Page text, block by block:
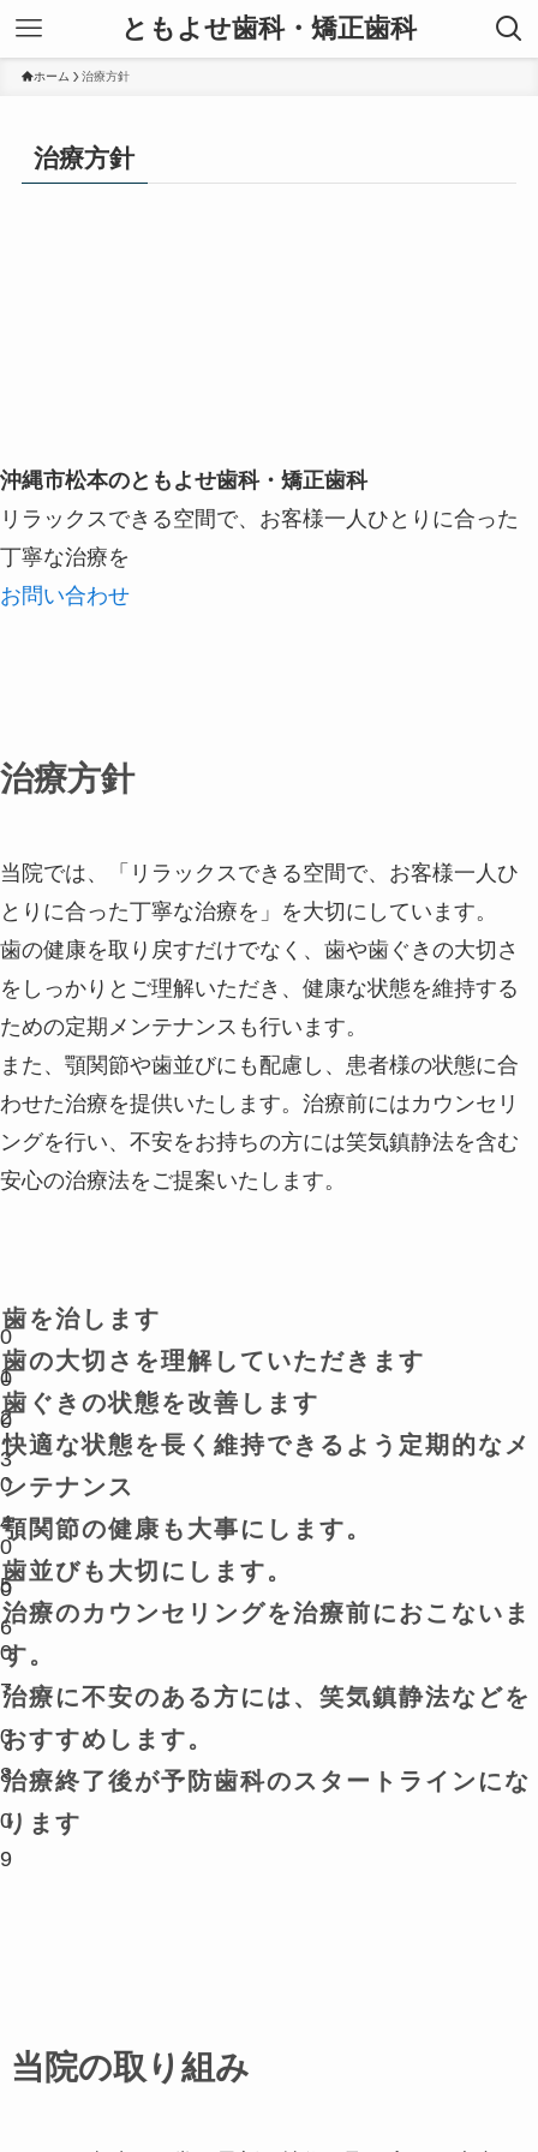
ともよせ歯科・矯正歯科
ホーム 治療方針
治療方針
沖縄市松本のともよせ歯科・矯正歯科
リラックスできる空間で、お客様一人ひとりに合った
丁寧な治療を
お問い合わせ
治療方針
当院では、「リラックスできる空間で、お客様一人ひ
とりに合った丁寧な治療を」を大切にしています。
歯の健康を取り戻すだけでなく、歯や歯ぐきの大切さ
をしっかりとご理解いただき、健康な状態を維持する
ための定期メンテナンスも行います。
また、顎関節や歯並びにも配慮し、患者様の状態に合
わせた治療を提供いたします。治療前にはカウンセリ
ングを行い、不安をお持ちの方には笑気鎮静法を含む
安心の治療法をご提案いたします。
0
1
歯を治します
0
2
歯の大切さを理解していただきます
0
3
歯ぐきの状態を改善します
0
4
快適な状態を長く維持できるよう定期的なメ
ンテナンス
0
5
顎関節の健康も大事にします。
0
6
歯並びも大切にします。
0
7
治療のカウンセリングを治療前におこないま
す。
0
8
治療に不安のある方には、笑気鎮静法などを
おすすめします。
0
9
治療終了後が予防歯科のスタートラインにな
ります
当院の取り組み